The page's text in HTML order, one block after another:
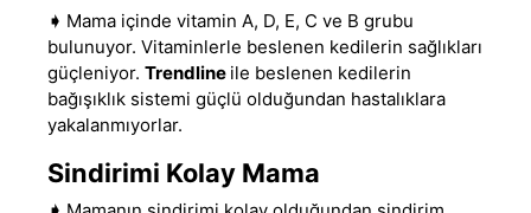
➧ Mama içinde vitamin A, D, E, C ve B grubu
bulunuyor. Vitaminlerle beslenen kedilerin sağlıkları
güçleniyor. Trendline ile beslenen kedilerin
bağışıklık sistemi güçlü olduğundan hastalıklara
yakalanmıyorlar.
Sindirimi Kolay Mama